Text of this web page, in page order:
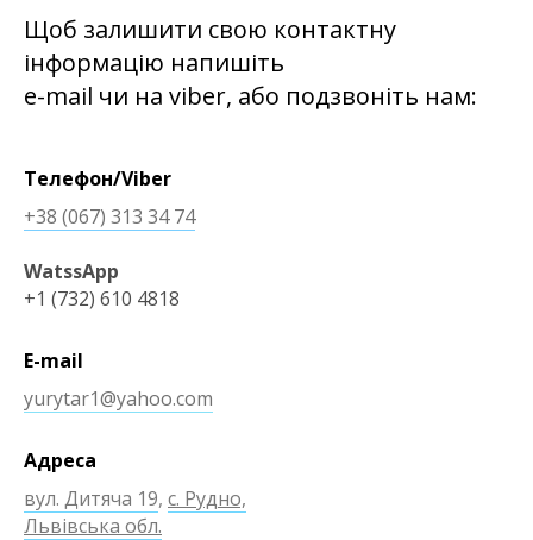
Щоб залишити свою контактну
інформацію напишіть
e-mail чи на viber, або подзвоніть нам:
Телефон/Viber
+38 (067) 313 34 74
WatssApp
+1 (732) 610 4818
E-mail
yurytar1@yahoo.com
Адреса
вул. Дитяча 19, с. Рудно,
Львівська обл.